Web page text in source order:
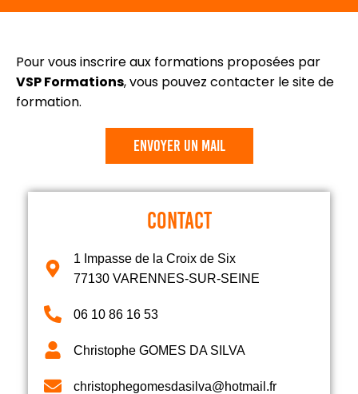
Pour vous inscrire aux formations proposées par
VSP Formations, vous pouvez contacter le site de
formation.
envoyer un mail
CONTACT
1 Impasse de la Croix de Six
77130 VARENNES-SUR-SEINE
06 10 86 16 53
Christophe GOMES DA SILVA
christophegomesdasilva@hotmail.fr